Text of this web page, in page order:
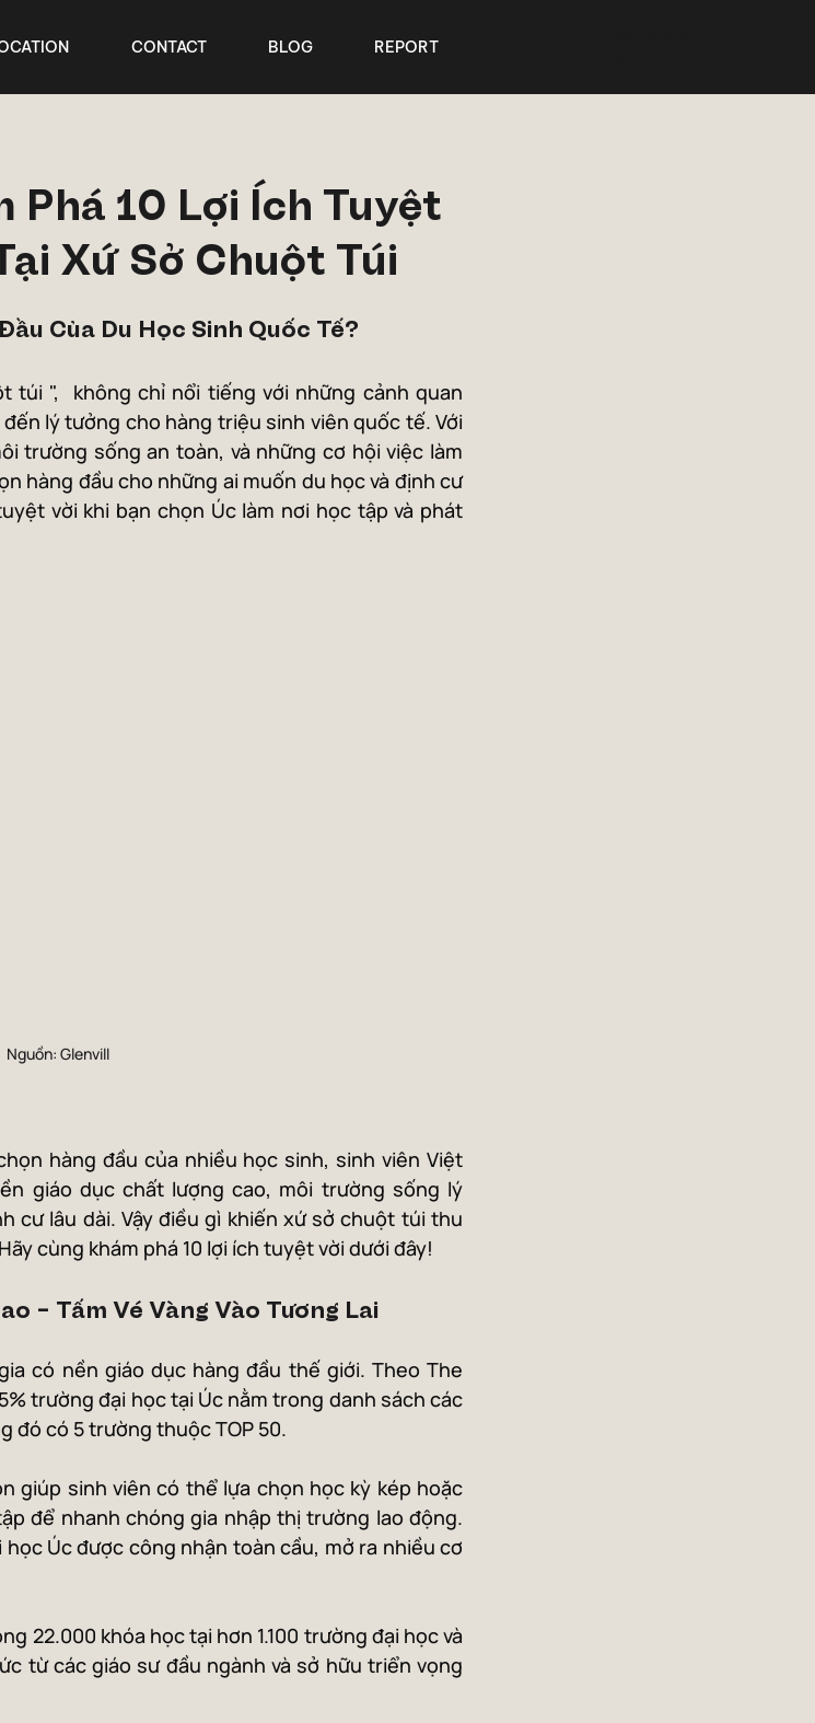
CONTACT BLOG REPORT
Phá 10 Lợi Ích Tuyệt
Xứ Sở Chuột Túi
Của Du Học Sinh Quốc Tế?
túi ",  không chỉ nổi tiếng với những cảnh quan
lý tưởng cho hàng triệu sinh viên quốc tế. Với
trường sống an toàn, và những cơ hội việc làm
hàng đầu cho những ai muốn du học và định cư
vời khi bạn chọn Úc làm nơi học tập và phát
Nguồn: Glenvill
hàng đầu của nhiều học sinh, sinh viên Việt
giáo dục chất lượng cao, môi trường sống lý
cư lâu dài. Vậy điều gì khiến xứ sở chuột túi thu
cùng khám phá 10 lợi ích tuyệt vời dưới đây!
– Tấm Vé Vàng Vào Tương Lai
có nền giáo dục hàng đầu thế giới. Theo The
trường đại học tại Úc nằm trong danh sách các
đó có 5 trường thuộc TOP 50.
giúp sinh viên có thể lựa chọn học kỳ kép hoặc
để nhanh chóng gia nhập thị trường lao động.
Úc được công nhận toàn cầu, mở ra nhiều cơ
22.000 khóa học tại hơn 1.100 trường đại học và
từ các giáo sư đầu ngành và sở hữu triển vọng